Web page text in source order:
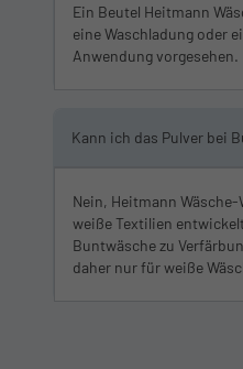
Ein Beutel Heitmann
eine Waschladung oder
Anwendung vorgesehen.
Kann ich das Pulver bei
Nein, Heitmann
weiße Textilien
Buntwäsche zu
daher nur für weiße